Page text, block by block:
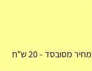
שליח עד הבית - עד 4 ימי עסקים (מחיר מסובסד - 20 ש"ח